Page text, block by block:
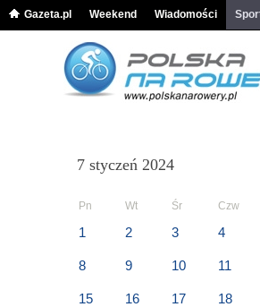
Gazeta.pl Weekend Wiadomości
7 styczeń 2024
Pn Wt Śr Czw
1 2 3 4
8 9 10 11
15 16 17 18